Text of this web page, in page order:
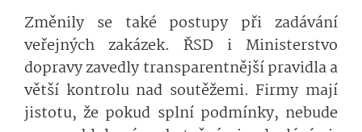
Změnily se také postupy při zadávání
veřejných zakázek. ŘSD i Ministerstvo
dopravy zavedly transparentnější pravidla a
větší kontrolu nad soutěžemi. Firmy mají
jistotu, že pokud splní podmínky, nebude